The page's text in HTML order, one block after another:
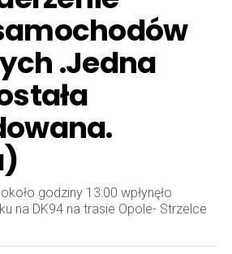
.Jedna
godziny 13:00 wpłynęło
na DK94 na trasie Opole- Strzelce